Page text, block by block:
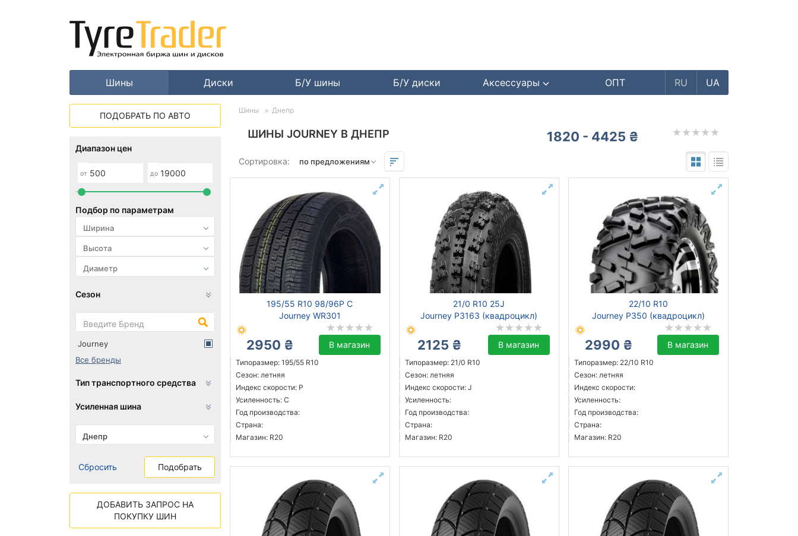
Шины Диски Б/У шины Б/У диски Аксессуары ОПТ RU UA
ШИНЫ JOURNEY В ДНЕПР 1820 - 4425 ₴
Сортировка:
195/55 R10 98/96P C
Journey WR301
2950 ₴ В магазин
Типоразмер: 195/55 R10
Сезон: летняя
Индекс скорости: P
Усиленность: C
Год производства:
Страна:
Магазин: R20
21/0 R10 25J
Journey P3163 (квадроцикл)
2125 ₴ В магазин
Типоразмер: 21/0 R10
Сезон: летняя
Индекс скорости: J
Усиленность:
Год производства:
Страна:
Магазин: R20
22/10 R10
Journey P350 (квадроцикл)
2990 ₴ В магазин
Типоразмер: 22/10 R10
Сезон: летняя
Индекс скорости:
Усиленность:
Год производства:
Страна:
Магазин: R20
Шины Днепр
ПОДОБРАТЬ ПО АВТО
Диапазон цен
от до
Подбор по параметрам
Сезон
Journey
Все бренды
Тип транспортного средства
Усиленная шина
Днепр
Сбросить Подобрать
ДОБАВИТЬ ЗАПРОС НА
ПОКУПКУ ШИН